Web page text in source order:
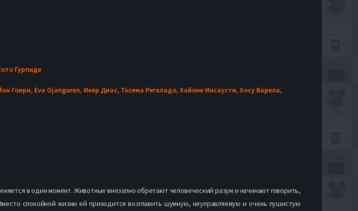
Гурпиде
Гоири, Eva Ojanguren, Икер Диас, Тксема Регаладо, Хайоне Инсаусти, Хосу Варела,
в один момент. Животные внезапно обретают человеческий разум и начинают говорить,
спокойной жизни ей приходится возглавить шумную, неуправляемую и очень пушистую